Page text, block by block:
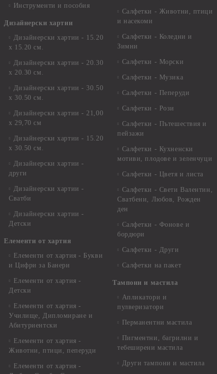
Инструменти и пособия
Дизайнерски хартии
Дизайнерски хартии - 15.20
х 15.20 см.
Дизайнерски хартии - 20.30
х 20.30 см.
Дизайнерски хартии - 30.50
х 30.50 см.
Дизайнерски хартии - 21,00
х 29,70 см
Дизайнерски хартии - 15.20
x 30.50 см.
Дизайнерски хартии -
други
Дизайнерски хартии -
Сватби
Дизайнерски хартии -
Детски
Елементи от хартия
Елементи от хартия - Букви
и Цифри за Банери
Елементи от хартия -
Детски
Елементи от хартия -
Училище, Дипломиране и
Абитуриентски
Елементи от хартия -
Животни, птици, пеперуди
Елементи от хартия -
Салфетки - Животни, птици
и насекоми
Салфетки - Коледни и
Зимни
Салфетки - Морски
Салфетки - Музика
Салфетки - Пеперуди
Салфетки - Рози
Салфетки - Пътешествия и
пейзажи
Салфетки - Кухненски
мотиви, плодове и зеленчуци
Салфетки - Цветя и листа
Салфетки - Свети Валентин,
Сватбени, Любов, Рожден
ден
Салфетки - Фонове и
бордюри
Салфетки - Други
Салфетки на пакет
Тампони и мастила
Апликатори и
пулверизатори
Перманентни мастила
Пигментни, багрилни и
тебеширени мастила
Други тампони и мастила